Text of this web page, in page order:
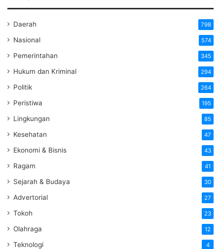
Daerah 798
Nasional 574
Pemerintahan 345
Hukum dan Kriminal 294
Politik 264
Peristiwa 195
Lingkungan 85
Kesehatan 47
Ekonomi & Bisnis 43
Ragam 41
Sejarah & Budaya 30
Advertorial 27
Tokoh 23
Olahraga 12
Teknologi 4